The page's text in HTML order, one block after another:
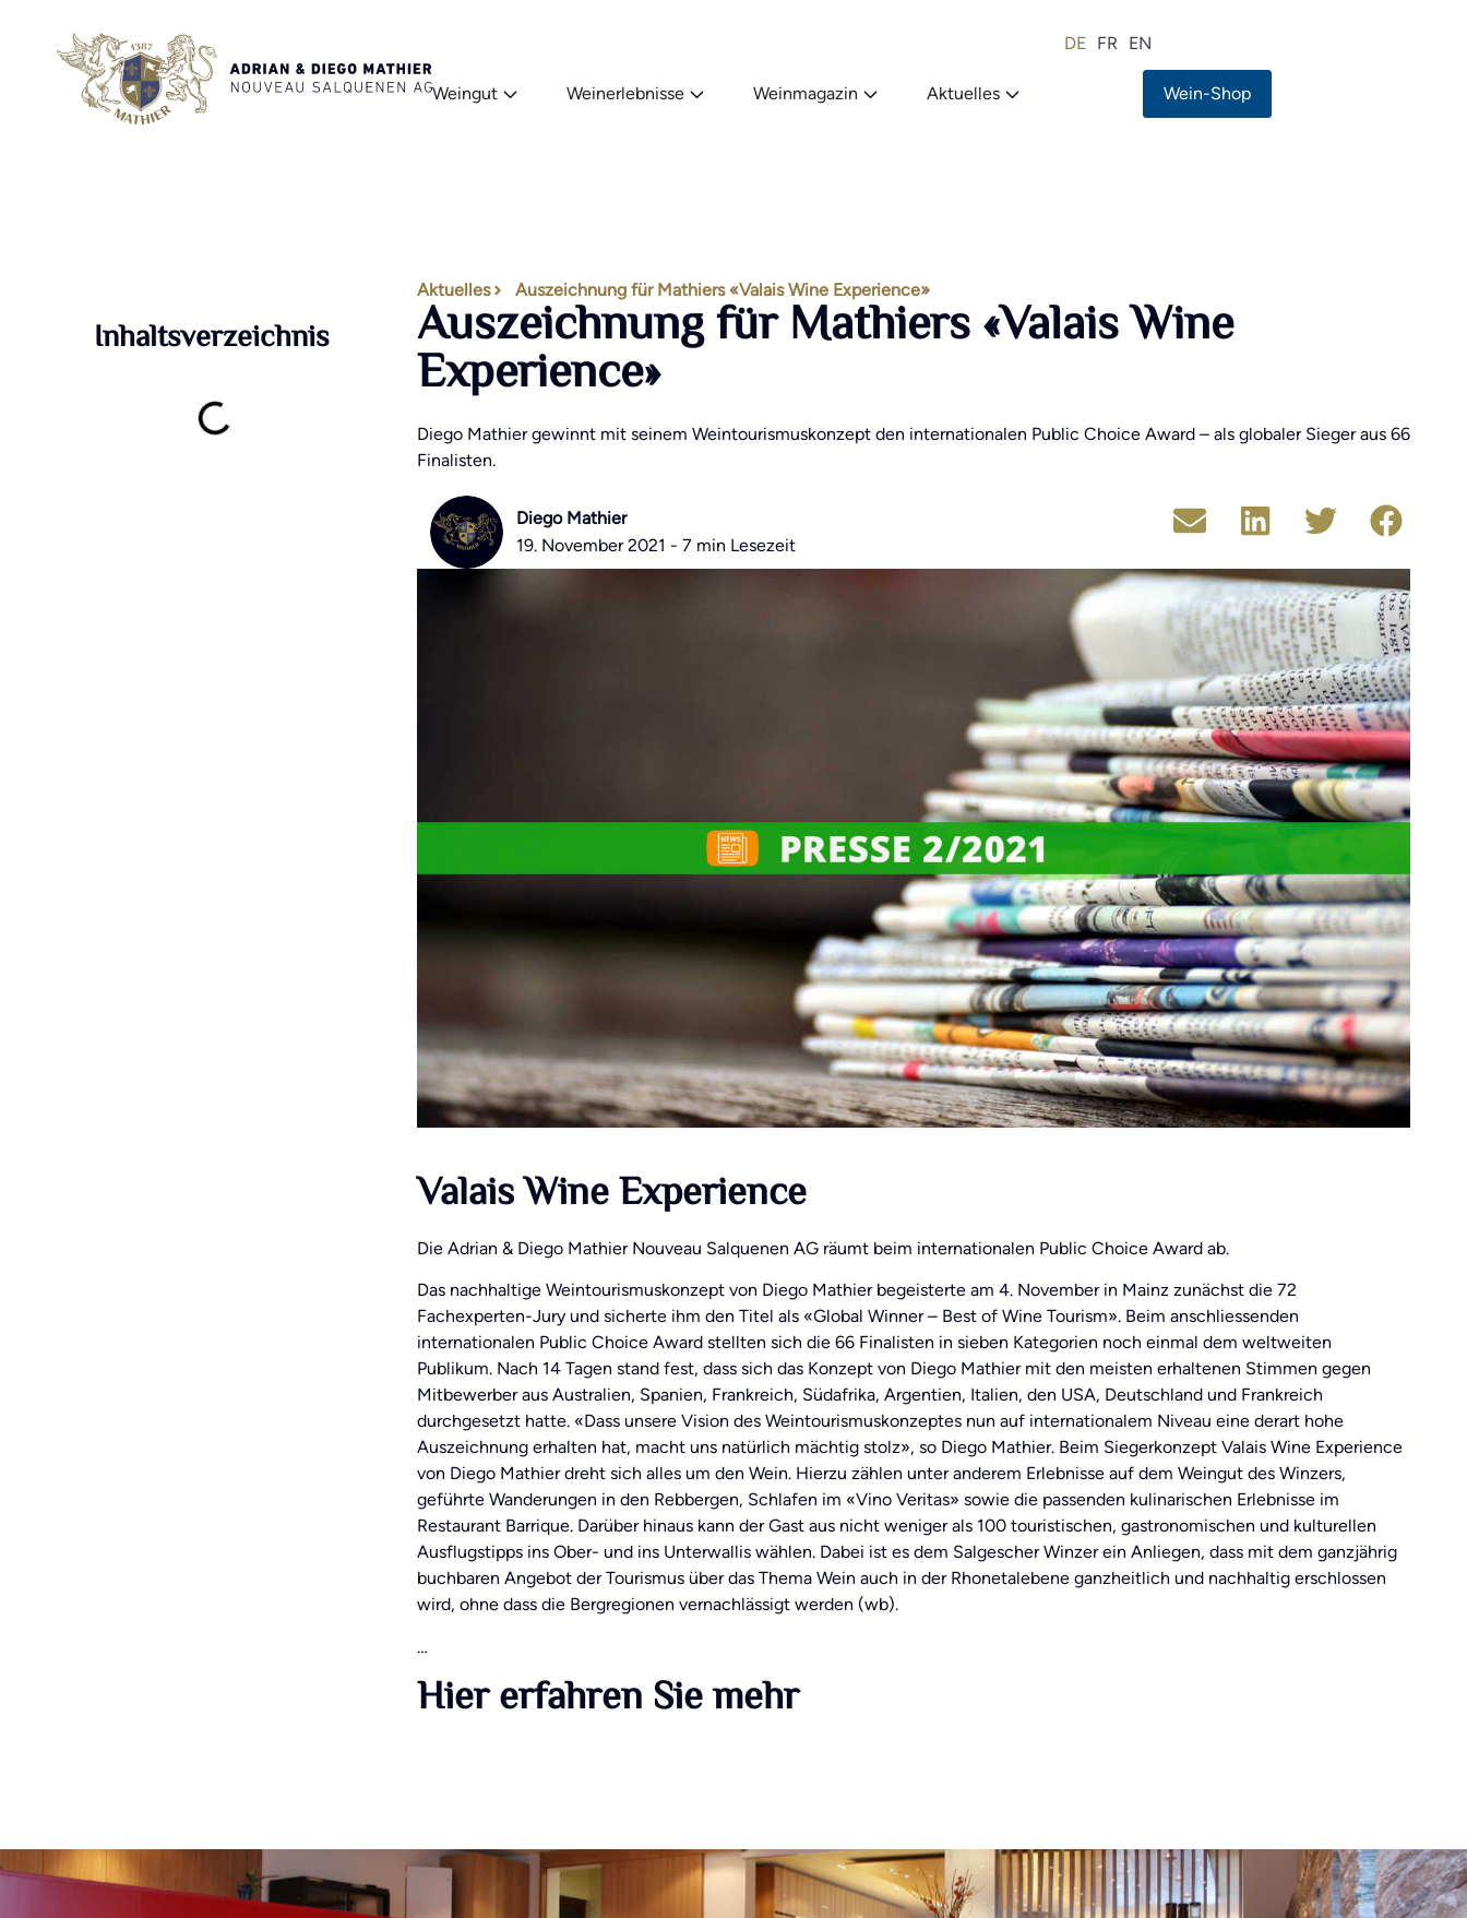
DE FR EN
Weingut Weinerlebnisse Weinmagazin Aktuelles Wein-Shop
Inhaltsverzeichnis
Aktuelles Auszeichnung für Mathiers «Valais Wine Experience»
Auszeichnung für Mathiers «Valais Wine
Experience»
Diego Mathier gewinnt mit seinem Weintourismuskonzept den internationalen Public Choice Award – als globaler Sieger aus 66
Finalisten.
Diego Mathier
19. November 2021 - 7 min Lesezeit
Valais Wine Experience
Die Adrian & Diego Mathier Nouveau Salquenen AG räumt beim internationalen Public Choice Award ab.
Das nachhaltige Weintourismuskonzept von Diego Mathier begeisterte am 4. November in Mainz zunächst die 72
Fachexperten-Jury und sicherte ihm den Titel als «Global Winner – Best of Wine Tourism». Beim anschliessenden
internationalen Public Choice Award stellten sich die 66 Finalisten in sieben Kategorien noch einmal dem weltweiten
Publikum. Nach 14 Tagen stand fest, dass sich das Konzept von Diego Mathier mit den meisten erhaltenen Stimmen gegen
Mitbewerber aus Australien, Spanien, Frankreich, Südafrika, Argentien, Italien, den USA, Deutschland und Frankreich
durchgesetzt hatte. «Dass unsere Vision des Weintourismuskonzeptes nun auf internationalem Niveau eine derart hohe
Auszeichnung erhalten hat, macht uns natürlich mächtig stolz», so Diego Mathier. Beim Siegerkonzept Valais Wine Experience
von Diego Mathier dreht sich alles um den Wein. Hierzu zählen unter anderem Erlebnisse auf dem Weingut des Winzers,
geführte Wanderungen in den Rebbergen, Schlafen im «Vino Veritas» sowie die passenden kulinarischen Erlebnisse im
Restaurant Barrique. Darüber hinaus kann der Gast aus nicht weniger als 100 touristischen, gastronomischen und kulturellen
Ausflugstipps ins Ober- und ins Unterwallis wählen. Dabei ist es dem Salgescher Winzer ein Anliegen, dass mit dem ganzjährig
buchbaren Angebot der Tourismus über das Thema Wein auch in der Rhonetalebene ganzheitlich und nachhaltig erschlossen
wird, ohne dass die Bergregionen vernachlässigt werden (wb).
…
Hier erfahren Sie mehr